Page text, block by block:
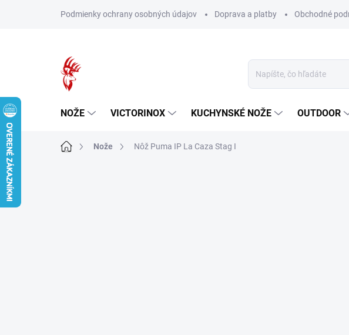
Podmienky ochrany osobných údajov Doprava a platby Obchodné
NOŽE VICTORINOX KUCHYNSKÉ NOŽE OUTDOOR
DomovNože Nôž Puma IP La Caza Stag I